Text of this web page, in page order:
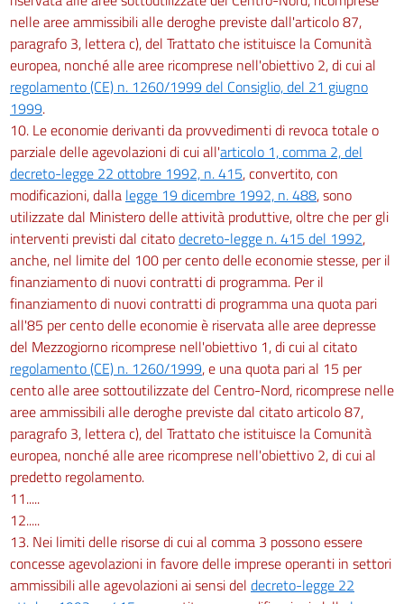
nelle aree ammissibili alle deroghe previste dall'articolo 87,
paragrafo 3, lettera c), del Trattato che istituisce la Comunità
europea, nonché alle aree ricomprese nell'obiettivo 2, di cui al
regolamento (CE) n. 1260/1999 del Consiglio, del 21 giugno
1999.
10. Le economie derivanti da provvedimenti di revoca totale o
parziale delle agevolazioni di cui all'articolo 1, comma 2, del
decreto-legge 22 ottobre 1992, n. 415, convertito, con
modificazioni, dalla legge 19 dicembre 1992, n. 488, sono
utilizzate dal Ministero delle attività produttive, oltre che per gli
interventi previsti dal citatodecreto-legge n. 415 del 1992,
anche, nel limite del 100 per cento delle economie stesse, per il
finanziamento di nuovi contratti di programma. Per il
finanziamento di nuovi contratti di programma una quota pari
all'85 per cento delle economie è riservata alle aree depresse
del Mezzogiorno ricomprese nell'obiettivo 1, di cui al citato
regolamento (CE) n. 1260/1999, e una quota pari al 15 per
cento alle aree sottoutilizzate del Centro-Nord, ricomprese nelle
aree ammissibili alle deroghe previste dal citato articolo 87,
paragrafo 3, lettera c), del Trattato che istituisce la Comunità
europea, nonché alle aree ricomprese nell'obiettivo 2, di cui al
predetto regolamento.
11.....
12.....
13. Nei limiti delle risorse di cui al comma 3 possono essere
concesse agevolazioni in favore delle imprese operanti in settori
ammissibili alle agevolazioni ai sensi del decreto-legge 22